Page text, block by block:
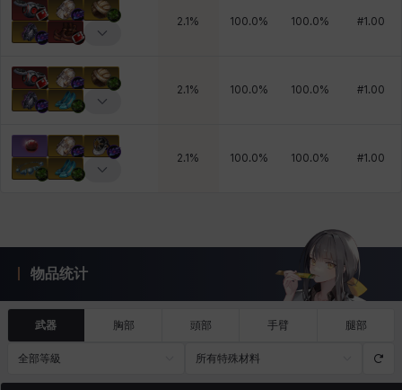
2.1% 100.0% 100.0% #1.00
2.1% 100.0% 100.0% #1.00
2.1% 100.0% 100.0% #1.00
物品统计
武器 胸部 頭部 手臂 腿部
全部等級 所有特殊材料